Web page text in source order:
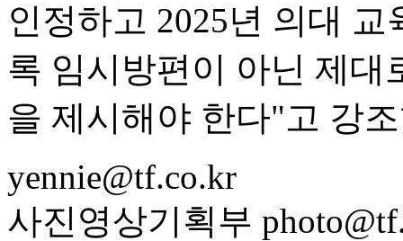
인정하고 2025년 의대
록 임시방편이 아닌 제대
을 제시해야 한다"고 강
yennie@tf.co.kr
사진영상기획부